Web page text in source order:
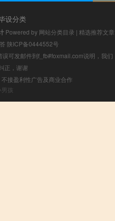
设分类
Powered by 网站分类目录 | 精选推荐文章
陕ICP备0444552号
可发邮件到f_fb#foxmail.com说明，我们
正，谢谢
接盈利性广告及商业合作
男孩